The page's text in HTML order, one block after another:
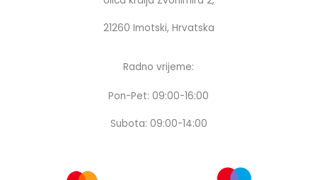
21260 Imotski, Hrvatska
Radno vrijeme:
Pon-Pet: 09:00-16:00
Subota: 09:00-14:00